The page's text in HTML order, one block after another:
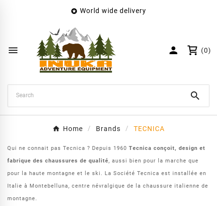
 World wide delivery
  (0)

Home Brands TECNICA
Qui ne connait pas Tecnica ? Depuis 1960 Tecnica conçoit, design et
fabrique des chaussures de qualité, aussi bien pour la marche que
pour la haute montagne et le ski. La Société Tecnica est installée en
Italie à Montebelluna, centre névralgique de la chaussure italienne de
montagne.
Wishlist name